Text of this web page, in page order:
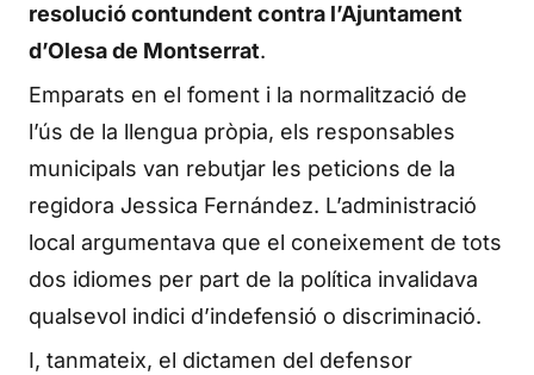
resolució contundent contra l’Ajuntament
d’Olesa de Montserrat.
Emparats en el foment i la normalització de
l’ús de la llengua pròpia, els responsables
municipals van rebutjar les peticions de la
regidora Jessica Fernández. L’administració
local argumentava que el coneixement de tots
dos idiomes per part de la política invalidava
qualsevol indici d’indefensió o discriminació.
I, tanmateix, el dictamen del defensor